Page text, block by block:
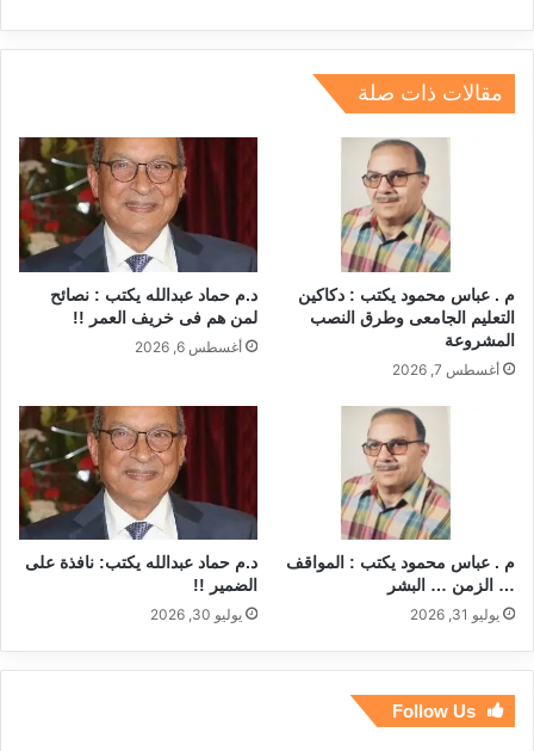
c
e
b
o
ai
l
at
s
A
e
a
e
gr
m
k
e
n
ar
e
مقالات ذات صلة
م . عباس محمود يكتب : دكاكين
التعليم الجامعى وطرق النصب
المشروعة
أغسطس 7, 2026
د.م حماد عبدالله يكتب : نصائح
لمن هم فى خريف العمر !!
أغسطس 6, 2026
م . عباس محمود يكتب : المواقف
… الزمن … البشر
يوليو 31, 2026
د.م حماد عبدالله يكتب: نافذة على
الضمير !!
يوليو 30, 2026
Follow Us